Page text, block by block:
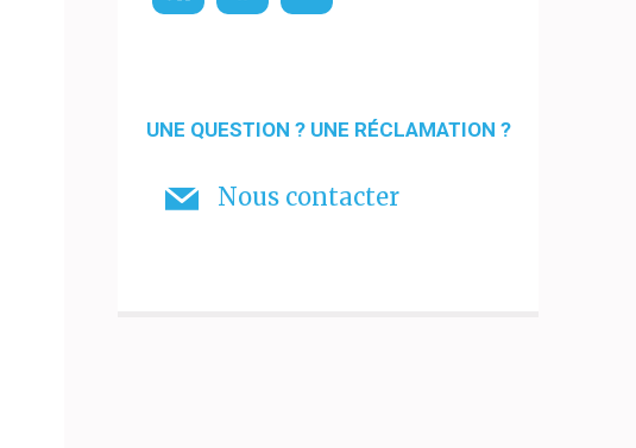
UNE QUESTION ? UNE RÉCLAMATION ?
Nous contacter